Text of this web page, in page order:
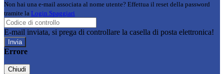
Non hai una e-mail associata al nome utente? Effettua il reset della password
tramite la Login Spaggiari
E-mail inviata, si prega di controllare la casella di posta elettronica!
Errore
Chiudi